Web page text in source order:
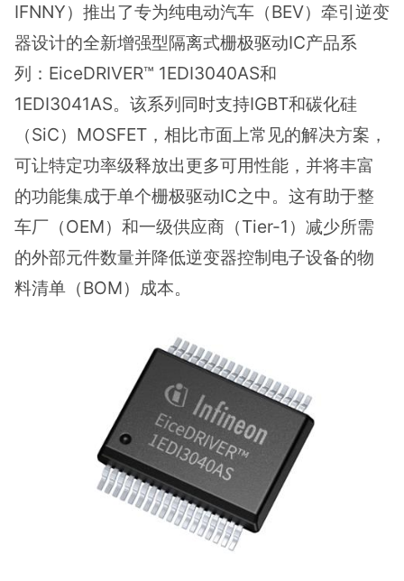
IFNNY）推出了专为纯电动汽车（BEV）牵引逆变
器设计的全新增强型隔离式栅极驱动IC产品系
列：EiceDRIVER™ 1EDI3040AS和
1EDI3041AS。该系列同时支持IGBT和碳化硅
（SiC）MOSFET，相比市面上常见的解决方案，
可让特定功率级释放出更多可用性能，并将丰富
的功能集成于单个栅极驱动IC之中。这有助于整
车厂（OEM）和一级供应商（Tier-1）减少所需
的外部元件数量并降低逆变器控制电子设备的物
料清单（BOM）成本。